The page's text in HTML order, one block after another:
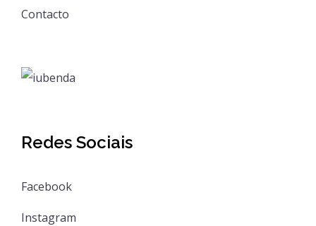
Contacto
Redes Sociais
Facebook
Instagram